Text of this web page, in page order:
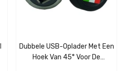
Dubbele USB-Oplader Met Een
Hoek Van 45° Voor De